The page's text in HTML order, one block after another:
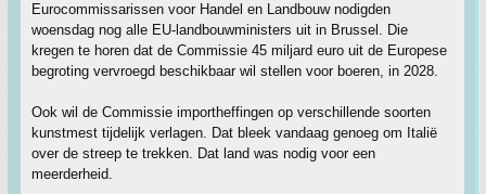
Eurocommissarissen voor Handel en Landbouw nodigden
woensdag nog alle EU-landbouwministers uit in Brussel. Die
kregen te horen dat de Commissie 45 miljard euro uit de Europese
begroting vervroegd beschikbaar wil stellen voor boeren, in 2028.
Ook wil de Commissie importheffingen op verschillende soorten
kunstmest tijdelijk verlagen. Dat bleek vandaag genoeg om Italië
over de streep te trekken. Dat land was nodig voor een
meerderheid.